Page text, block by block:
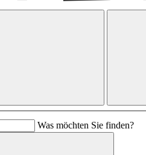
Was möchten Sie finden?